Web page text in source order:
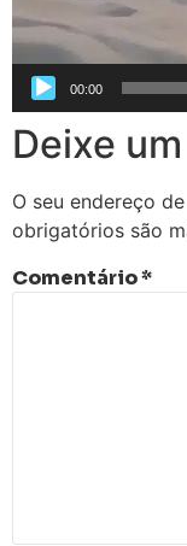
00:00
Deixe
O seu endereço
obrigatórios são
Comentário*